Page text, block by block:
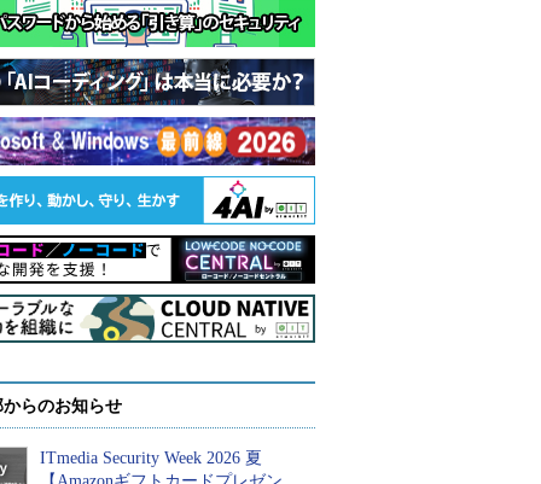
らのお知らせ
ITmedia Security Week 2026 夏